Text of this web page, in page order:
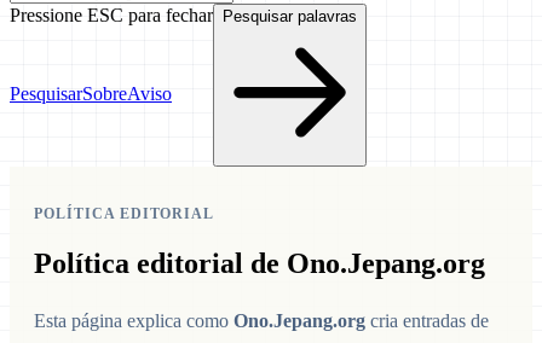
PesquisarSobreAviso
Pressione ESC para fechar Pesquisar palavras
POLÍTICA EDITORIAL
Política editorial de Ono.Jepang.org
Esta página explica como Ono.Jepang.org cria entradas de